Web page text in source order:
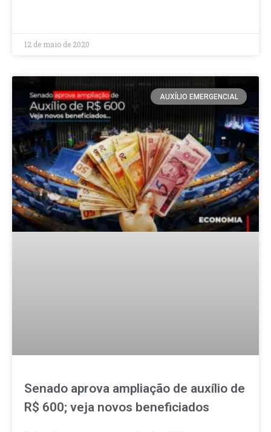
12 de maio de 2020
AUXÍLIO EMERGENCIAL
Senado aprova ampliação de auxílio de
R$ 600; veja novos beneficiados